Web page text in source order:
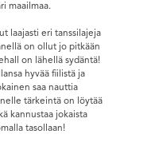
maailmaa.
laajasti eri tanssilajeja
on ollut jo pitkään
on lähellä sydäntä!
hyvää fiilistä ja
saa nauttia
tärkeintä on löytää
kannustaa jokaista
tasollaan!